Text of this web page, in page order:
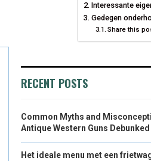
Interessante
Gedegen
Share this
RECENT POSTS
Common Myths and
Antique Western Guns Debunked
Het ideale menu met een